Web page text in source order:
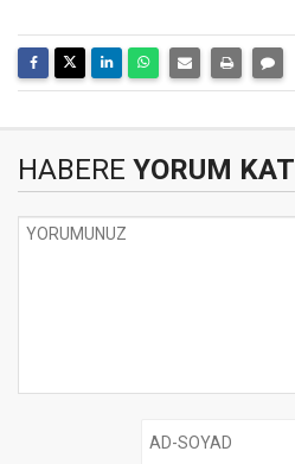
HABERE YORUM KAT